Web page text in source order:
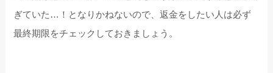
ぎていた…！となりかねないので、返金をしたい人は必ず
最終期限をチェックしておきましょう。